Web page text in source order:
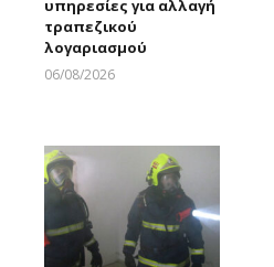
υπηρεσίες για αλλαγή
τραπεζικού
λογαριασμού
06/08/2026